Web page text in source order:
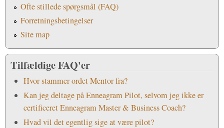
Ofte stillede spørgsmål (FAQ)
Forretningsbetingelser
Site map
Tilfældige FAQ'er
Hvor stammer ordet Mentor fra?
Kan jeg deltage på Enneagram Pilot, selvom jeg ikke er
certificeret Enneagram Master & Business Coach?
Hvad vil det egentlig sige at være pilot?